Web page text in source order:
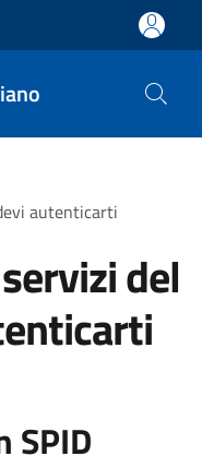
autenticarti
del
SPID